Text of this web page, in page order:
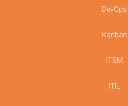
DevOps
Kanban
ITSM
ITIL